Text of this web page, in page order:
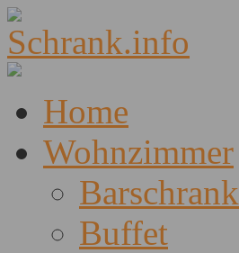
Home
Wohnzimmer
Barschrank
Buffet